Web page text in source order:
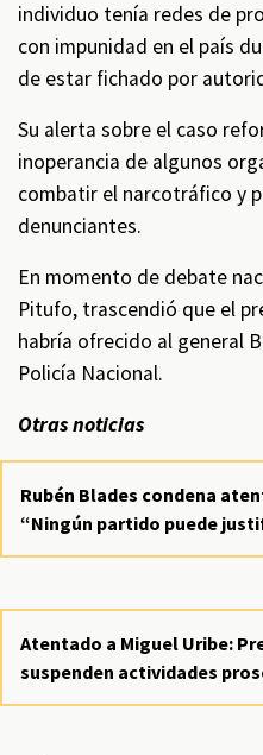
individuo tenía redes de
con impunidad en el país
de estar fichado por
Su alerta sobre el caso
inoperancia de algunos
combatir el narcotráfico y
denunciantes.
En momento de debate
Pitufo, trascendió que el
habría ofrecido al general
Policía Nacional.
Otras noticias
Rubén Blades condena
“Ningún partido puede
Atentado a Miguel Uribe:
suspenden actividades